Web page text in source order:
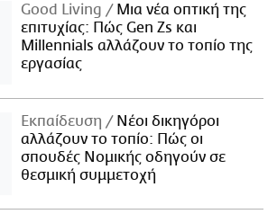
Good Living
Μια νέα οπτική της
επιτυχίας: Πώς Gen Zs και
Millennials αλλάζουν το τοπίο της
εργασίας
Εκπαίδευση
Νέοι δικηγόροι
αλλάζουν το τοπίο: Πώς οι
σπουδές Νομικής οδηγούν σε
θεσμική συμμετοχή